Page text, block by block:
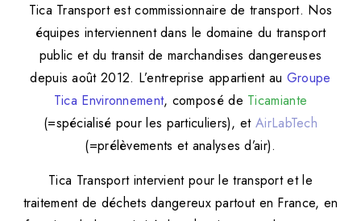
Tica Transport est commissionnaire de transport. Nos
équipes interviennent dans le domaine du transport
public et du transit de marchandises dangereuses
depuis août 2012. L’entreprise appartient au Groupe
Tica Environnement, composé de Ticamiante
(=spécialisé pour les particuliers), et AirLabTech
(=prélèvements et analyses d’air).
Tica Transport intervient pour le transport et le
traitement de déchets dangereux partout en France, en